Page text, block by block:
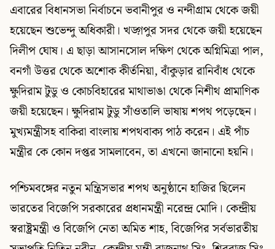
এবারের বিধানসভা নির্বাচনে ভবানীপুর ও নন্দীগ্রাম থেকে জয়ী
হয়েছেন শুভেন্দু অধিকারী। খড়্গপুর সদর থেকে জয়ী হয়েছেন
দিলীপ ঘোষ। এ ছাড়া আসানসোল দক্ষিণ থেকে অগ্নিমিত্রা পাল,
বনগাঁ উত্তর থেকে অশোক কীর্তনিয়া, বাঁকুড়ার রানিবাঁধ থেকে
ক্ষুদিরাম টুডু ও কোচবিহারের মাথাভাঙা থেকে নিশীথ প্রামাণিক
জয়ী হয়েছেন। ক্ষুদিরাম টুডু সাঁওতালি ভাষায় শপথ পড়েছেন।
মুখ্যমন্ত্রীসহ বাকিরা বাংলায় শপথবাক্য পাঠ করেন। এই পাঁচ
মন্ত্রীর কে কোন দপ্তর সামলাবেন, তা এখনো জানানো হয়নি।
পশ্চিমবঙ্গের নতুন মন্ত্রিসভার শপথ অনুষ্ঠানে হাজির ছিলেন
ভারতের বিজেপি সরকারের প্রধানমন্ত্রী নরেন্দ্র মোদি। কেন্দ্রীয়
স্বরাষ্ট্রমন্ত্রী ও বিজেপি নেতা অমিত শাহ, বিজেপির সর্বভারতীয়